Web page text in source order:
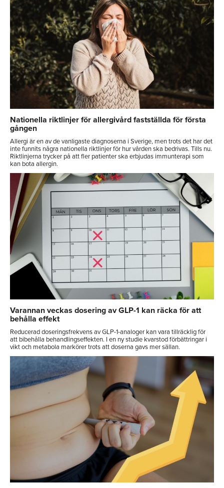
Nationella riktlinjer för allergivård fastställda för första
gången
Allergi är en av de vanligaste diagnoserna i Sverige, men trots det har det
inte funnits några nationella riktlinjer för hur vården ska bedrivas. Tills nu.
Riktlinjerna trycker på att fler patienter ska erbjudas immunterapi som
kan bota allergin.
Varannan veckas dosering av GLP-1 kan räcka för att
behålla effekt
Reducerad doseringsfrekvens av GLP-1-analoger kan vara tillräcklig för
att bibehålla behandlingseffekten. I en ny studie kvarstod förbättringar i
vikt och metabola markörer trots att doserna gavs mer sällan.